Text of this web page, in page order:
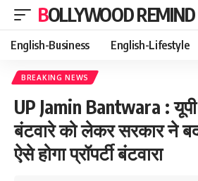
BOLLYWOOD REMIND
English-Business English-Lifestyle
BREAKING NEWS
UP Jamin Bantwara : यूपी
बंटवारे को लेकर सरकार ने
ऐसे होगा प्रॉपर्टी बंटवारा